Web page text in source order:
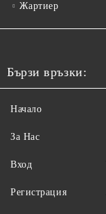
Жартиер
Бързи връзки:
Начало
За Нас
Вход
Регистрация